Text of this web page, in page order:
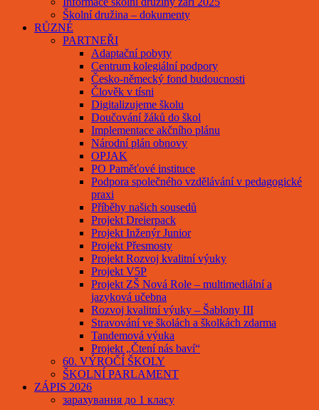
Školní družina – dokumenty
RŮZNÉ
PARTNEŘI
Adaptační pobyty
Centrum kolegiální podpory
Česko-německý fond budoucnosti
Člověk v tísni
Digitalizujeme školu
Doučování žáků do škol
Implementace akčního plánu
Národní plán obnovy
OPJAK
PO Paměťové instituce
Podpora společného vzdělávání v pedagogické
praxi
Příběhy našich sousedů
Projekt Dreierpack
Projekt Inženýr Junior
Projekt Přesmosty
Projekt Rozvoj kvalitní výuky
Projekt V5P
Projekt ZŠ Nová Role – multimediální a
jazyková učebna
Rozvoj kvalitní výuky – Šablony III
Stravování ve školách a školkách zdarma
Tandemová výuka
Projekt „Čtení nás baví“
60. VÝROČÍ ŠKOLY
ŠKOLNÍ PARLAMENT
ZÁPIS 2026
зарахування до 1 класу